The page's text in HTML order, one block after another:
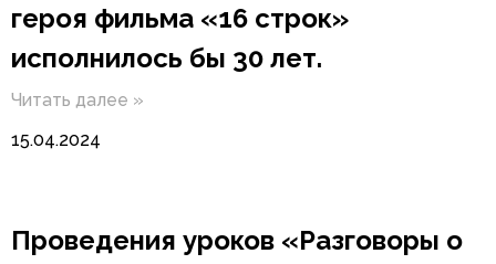
героя фильма «16 строк»
исполнилось бы 30 лет.
Читать далее »
15.04.2024
Проведения уроков «Разговоры о